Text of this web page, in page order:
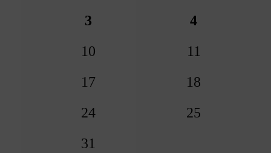
3
4
10
11
17
18
24
25
31